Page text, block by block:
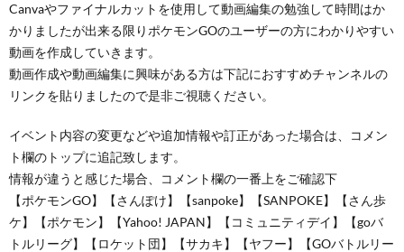
Canvaやファイナルカットを使用して動画編集の勉強して時間はか
かりましたが出来る限りポケモンGOのユーザーの方にわかりやすい
動画を作成していきます。
動画作成や動画編集に興味がある方は下記におすすめチャンネルの
リンクを貼りましたので是非ご視聴ください。
イベント内容の変更などや追加情報や訂正があった場合は、コメン
ト欄のトップに追記致します。
情報が違うと感じた場合、コメント欄の一番上をご確認下
【ポケモンGO】【さんぽけ】【sanpoke】【SANPOKE】【さん歩
ケ】【ポケモン】【Yahoo! JAPAN】【コミュニティデイ】【goバ
トルリーグ】【ロケット団】【サカキ】【ヤフー】【GOバトルリー